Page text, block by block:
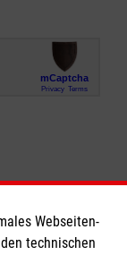
Webseiten-
technischen